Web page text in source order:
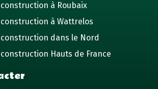
à Roubaix
à Wattrelos
dans le Nord
Hauts de France